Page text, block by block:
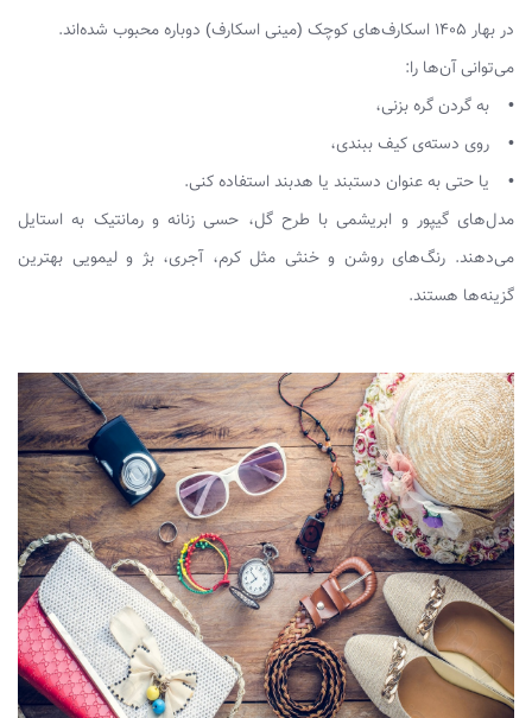
در بهار ۱۴۰۵ اسکارف‌های کوچک (مینی اسکارف) دوباره محبوب شده‌اند.
می‌توانی آن‌ها را:
• به گردن گره بزنی،
• روی دسته‌ی کیف ببندی،
• یا حتی به عنوان دستبند یا هدبند استفاده کنی.
مدل‌های گیپور و ابریشمی با طرح گل، حسی زنانه و رمانتیک به استایل
می‌دهند. رنگ‌های روشن و خنثی مثل کرم، آجری، بژ و لیمویی بهترین
گزینه‌ها هستند.